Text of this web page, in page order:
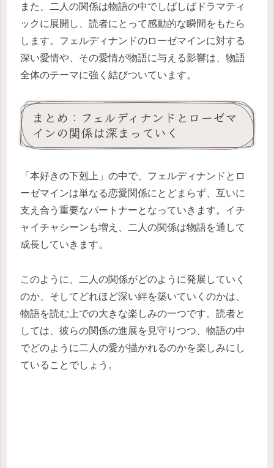
また、二人の関係は物語の中でしばしばドラマティ
ックに展開し、読者にとって感動的な瞬間をもたら
します。フェルディナンドのローゼマインに対する
深い愛情や、その愛情が物語に与える影響は、物語
全体のテーマに強く結びついています。
まとめ：フェルディナンドとローゼマ
インの関係は深まっていく
「本好きの下剋上」の中で、フェルディナンドとロ
ーゼマインは単なる恋愛関係にとどまらず、互いに
支え合う重要なパートナーとなっていきます。イチ
ャイチャシーンも増え、二人の関係は物語を通して
成長していきます。
このように、二人の関係がどのように発展していく
のか、そしてどれほど深い絆を築いていくのかは、
物語を読む上での大きな楽しみの一つです。読者と
しては、彼らの関係の進展を見守りつつ、物語の中
でどのように二人の愛が描かれるのかを楽しみにし
ていることでしょう。